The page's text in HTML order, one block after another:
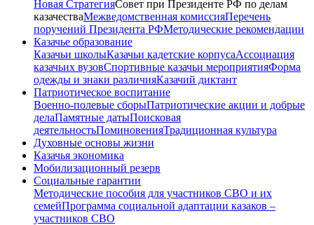
Новая СтратегияСовет при Президенте РФ по делам
казачестваМежведомственная комиссияПеречень
поручений Президента РФМетодические рекомендации
Казачье образование
Казачьи школыКазачьи кадетские корпусаАссоциация
казачьих вузовСпортивные казачьи мероприятияФорма
одежды и знаки различияКазачий диктант
Патриотическое воспитание
Военно-полевые сборыПатриотические акции и добрые
делаПамятные датыПоисковая
деятельностьПоминовенияТрадиционная культура
Духовные основы жизни
Казачья экономика
Мобилизационный резерв
Социальные гарантии
Методические пособия для участников СВО и их
семейПрограмма социальной адаптации казаков –
участников СВО